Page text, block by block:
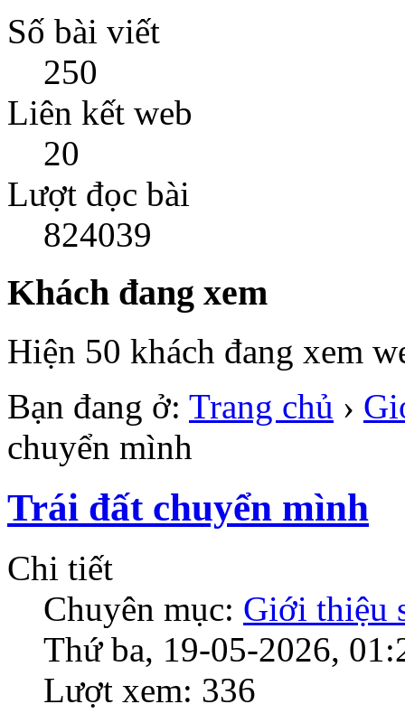
Số bài viết
250
Liên kết web
20
Lượt đọc bài
824039
Khách đang xem
Hiện 50 khách đang xem
Bạn đang ở: Trang chủ ›
chuyển mình
Trái đất chuyển mình
Chi tiết
Chuyên mục: Giới thiệu
Thứ ba, 19-05-2026,
Lượt xem: 336